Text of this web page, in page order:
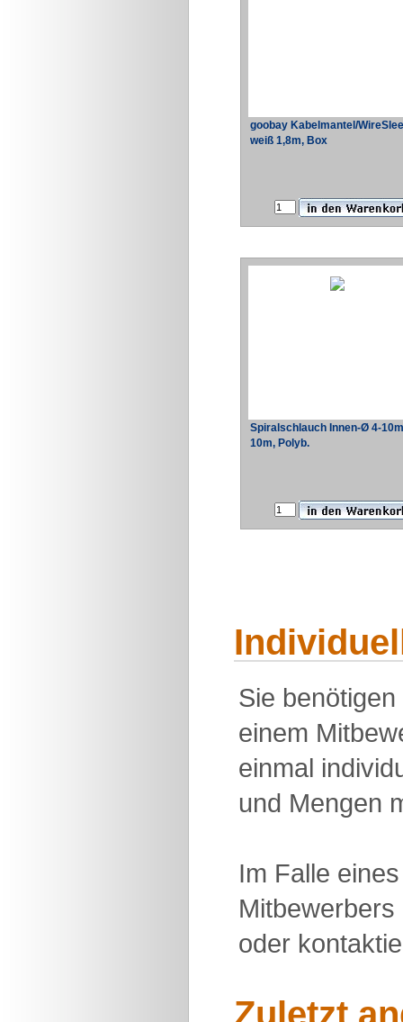
goobay Kabelmantel/
weiß 1,8m, Box
Spiralschlauch Innen-Ø 4-
10m, Polyb.
Sie
einem
einmal
und Mengen
Im Falle
oder
Zuletzt